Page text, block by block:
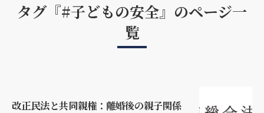
タグ『#子どもの安全』のページ一
覧
改正民法と共同親権：離婚後の親子関係